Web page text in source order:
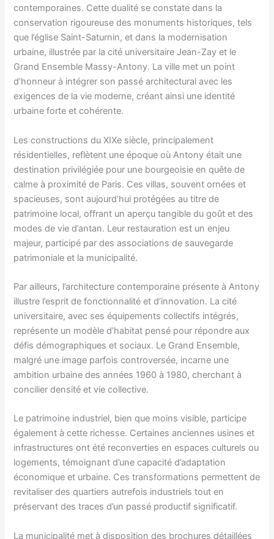
contemporaines. Cette dualité se constate dans la
conservation rigoureuse des monuments historiques, tels
que l’église Saint-Saturnin, et dans la modernisation
urbaine, illustrée par la cité universitaire Jean-Zay et le
Grand Ensemble Massy-Antony. La ville met un point
d’honneur à intégrer son passé architectural avec les
exigences de la vie moderne, créant ainsi une identité
urbaine forte et cohérente.
Les constructions du XIXe siècle, principalement
résidentielles, reflètent une époque où Antony était une
destination privilégiée pour une bourgeoisie en quête de
calme à proximité de Paris. Ces villas, souvent ornées et
spacieuses, sont aujourd’hui protégées au titre de
patrimoine local, offrant un aperçu tangible du goût et des
modes de vie d’antan. Leur restauration est un enjeu
majeur, participé par des associations de sauvegarde
patrimoniale et la municipalité.
Par ailleurs, l’architecture contemporaine présente à Antony
illustre l’esprit de fonctionnalité et d’innovation. La cité
universitaire, avec ses équipements collectifs intégrés,
représente un modèle d’habitat pensé pour répondre aux
défis démographiques et sociaux. Le Grand Ensemble,
malgré une image parfois controversée, incarne une
ambition urbaine des années 1960 à 1980, cherchant à
concilier densité et vie collective.
Le patrimoine industriel, bien que moins visible, participe
également à cette richesse. Certaines anciennes usines et
infrastructures ont été reconverties en espaces culturels ou
logements, témoignant d’une capacité d’adaptation
économique et urbaine. Ces transformations permettent de
revitaliser des quartiers autrefois industriels tout en
préservant des traces d’un passé productif significatif.
La municipalité met à disposition des brochures détaillées